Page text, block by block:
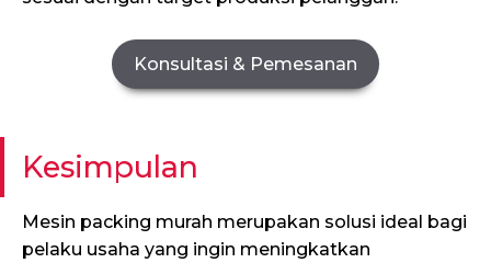
Konsultasi & Pemesanan
Kesimpulan
Mesin packing murah merupakan solusi ideal bagi
pelaku usaha yang ingin meningkatkan